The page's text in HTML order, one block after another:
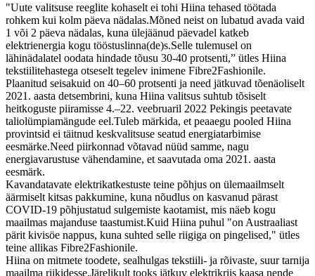
"Uute valitsuse reeglite kohaselt ei tohi Hiina tehased töötada
rohkem kui kolm päeva nädalas.Mõned neist on lubatud avada vaid
1 või 2 päeva nädalas, kuna ülejäänud päevadel katkeb
elektrienergia kogu tööstuslinna(de)s.Selle tulemusel on
lähinädalatel oodata hindade tõusu 30-40 protsenti,” ütles Hiina
tekstiilitehastega otseselt tegelev inimene Fibre2Fashionile.
Plaanitud seisakuid on 40–60 protsenti ja need jätkuvad tõenäoliselt
2021. aasta detsembrini, kuna Hiina valitsus suhtub tõsiselt
heitkoguste piiramisse 4.–22. veebruaril 2022 Pekingis peetavate
taliolümpiamängude eel.Tuleb märkida, et peaaegu pooled Hiina
provintsid ei täitnud keskvalitsuse seatud energiatarbimise
eesmärke.Need piirkonnad võtavad nüüd samme, nagu
energiavarustuse vähendamine, et saavutada oma 2021. aasta
eesmärk.
Kavandatavate elektrikatkestuste teine ​​põhjus on ülemaailmselt
äärmiselt kitsas pakkumine, kuna nõudlus on kasvanud pärast
COVID-19 põhjustatud sulgemiste kaotamist, mis näeb kogu
maailmas majanduse taastumist.Kuid Hiina puhul "on Austraaliast
pärit kivisöe nappus, kuna suhted selle riigiga on pingelised," ütles
teine ​​allikas Fibre2Fashionile.
Hiina on mitmete toodete, sealhulgas tekstiili- ja rõivaste, suur tarnija
maailma riikidesse.Järelikult tooks jätkuv elektrikriis kaasa nende